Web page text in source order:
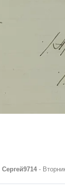
Сергей9714 -